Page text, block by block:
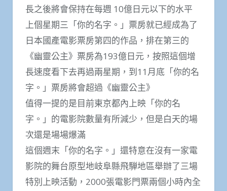
長之後將會保持在每週 10億日元以下的水平
上個星期三「你的名字。」票房就已經成為了
日本國產電影票房第四的作品，排在第三的
《幽靈公主》票房為193億日元，按照這個增
長速度看下去再過兩星期，到11月底「你的名
字。」票房將會超過《幽靈公主》
值得一提的是目前東京都內上映「你的名
字。」的電影院數量有所減少，但是白天的場
次還是場場爆滿
這個週末「你的名字。」還特意在沒有一家電
影院的舞台原型地岐阜縣飛騨地區舉辦了三場
特別上映活動，2000張電影門票兩個小時內全